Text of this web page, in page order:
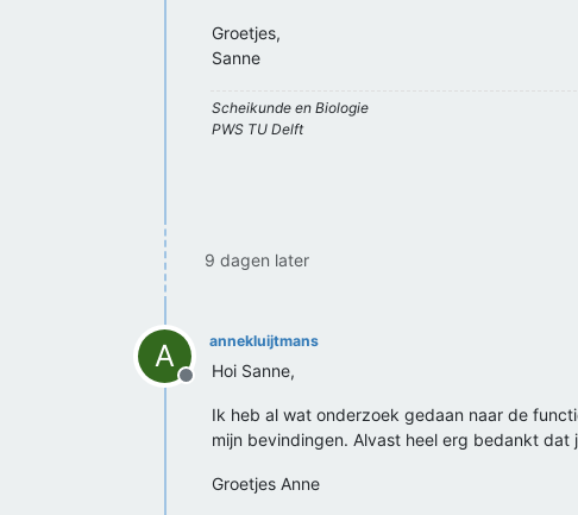
Groetjes,
Sanne
Scheikunde en Biologie
PWS TU Delft
9 dagen later
A
Offline
annekluijtmans
Hoi Sanne,
Ik heb al wat onderzoek gedaan naar de
mijn bevindingen. Alvast heel erg bedankt dat
Groetjes Anne